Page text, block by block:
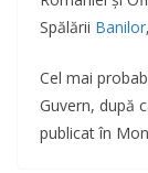
Spălării Banilor
Cel mai
Guvern, după
publicat în